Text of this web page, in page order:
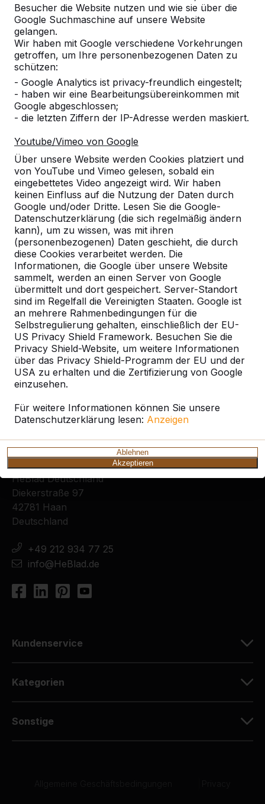
Besucher die Website nutzen und wie sie über die
Google Suchmaschine auf unsere Website
gelangen.
Wir haben mit Google verschiedene Vorkehrungen
getroffen, um Ihre personenbezogenen Daten zu
schützen:
- Google Analytics ist privacy-freundlich eingestelt;
- haben wir eine Bearbeitungsübereinkommen mit
Google abgeschlossen;
- die letzten Ziffern der IP-Adresse werden maskiert.
Youtube/Vimeo von Google
Über unsere Website werden Cookies platziert und
von YouTube und Vimeo gelesen, sobald ein
eingebettetes Video angezeigt wird. Wir haben
keinen Einfluss auf die Nutzung der Daten durch
Google und/oder Dritte. Lesen Sie die Google-
Datenschutzerklärung (die sich regelmäßig ändern
kann), um zu wissen, was mit ihren
(personenbezogenen) Daten geschieht, die durch
diese Cookies verarbeitet werden. Die
Informationen, die Google über unsere Website
sammelt, werden an einen Server von Google
übermittelt und dort gespeichert. Server-Standort
sind im Regelfall die Vereinigten Staaten. Google ist
an mehrere Rahmenbedingungen für die
Selbstregulierung gehalten, einschließlich der EU-
US Privacy Shield Framework. Besuchen Sie die
Privacy Shield-Website, um weitere Informationen
über das Privacy Shield-Programm der EU und der
USA zu erhalten und die Zertifizierung von Google
einzusehen.
Für weitere Informationen können Sie unsere
Datenschutzerklärung lesen: Anzeigen
Ablehnen
Akzeptieren
Referenzen
Unsere Produkte finden Sie in ganz Europa
und darüber hinaus. Sehen Sie hier, wo Sie
ein HeBlad-Produkt in Ihrer Nähe finden.
Produkt
Alles anzeigen
Kategorie
Alles anzeigen
Ort oder Postleitzahl suchen
Zie ook
Jahnplatz
Kontakt
HeBlad Deutschland
Diekerstraße 97
42781 Haan
Deutschland
+49 212 934 77 25
info@HeBlad.de
Kundenservice
Kategorien
Sonstige